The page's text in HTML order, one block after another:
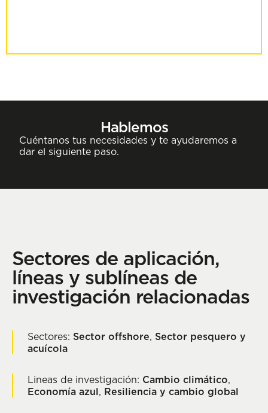
Hablemos
Cuéntanos tus necesidades y te ayudaremos a
dar el siguiente paso.
Sectores de aplicación,
líneas y sublíneas de
investigación relacionadas
Sectores: Sector offshore, Sector pesquero y
acuícola
Lineas de investigación: Cambio climático,
Economía azul, Resiliencia y cambio global